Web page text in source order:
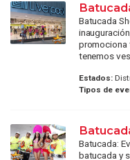
Batucada
promociona
tenemos
Estados:
Tipos de
Batucada:
batucada y